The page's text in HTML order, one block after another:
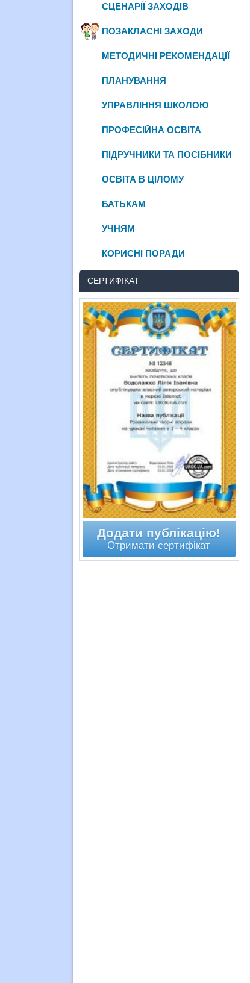
СЦЕНАРІЇ ЗАХОДІВ
ПОЗАКЛАСНІ ЗАХОДИ
МЕТОДИЧНІ РЕКОМЕНДАЦІЇ
ПЛАНУВАННЯ
УПРАВЛІННЯ ШКОЛОЮ
ПРОФЕСІЙНА ОСВІТА
ПІДРУЧНИКИ ТА ПОСІБНИКИ
ОСВІТА В ЦІЛОМУ
БАТЬКАМ
УЧНЯМ
КОРИСНІ ПОРАДИ
СЕРТИФІКАТ
Додати публікацію!
Отримати сертифікат